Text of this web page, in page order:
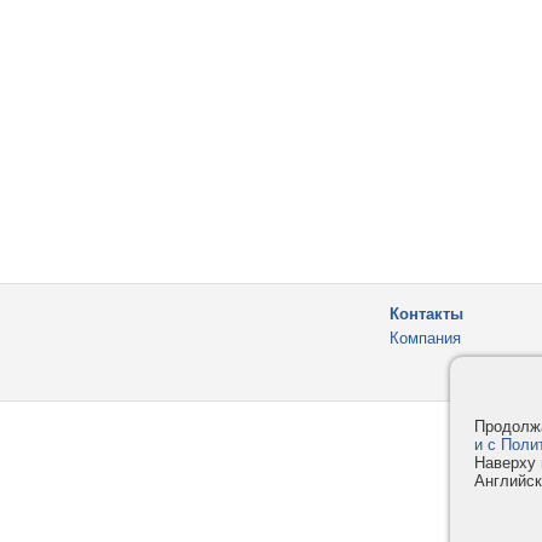
Контакты
Компания
и с